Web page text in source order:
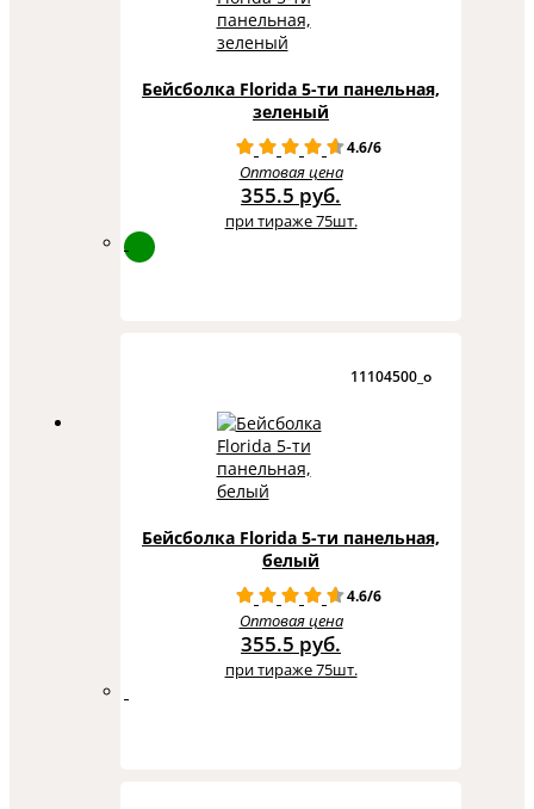
Бейсболка Florida 5-ти панельная,
зеленый
4.6/6
Оптовая цена
355.5 руб.
при тираже 75шт.
11104500_o
Бейсболка Florida 5-ти панельная,
белый
4.6/6
Оптовая цена
355.5 руб.
при тираже 75шт.